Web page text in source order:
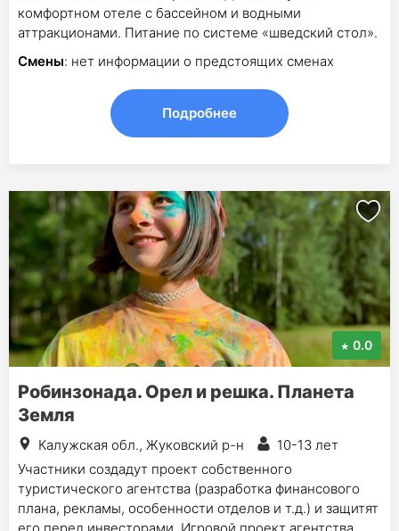
комфортном отеле с бассейном и водными
аттракционами. Питание по системе «шведский стол».
Смены: нет информации о предстоящих сменах
Подробнее
0.0
Робинзонада. Орел и решка. Планета
Земля
Калужская обл., Жуковский р-н
10-13 лет
Участники создадут проект собственного
туристического агентства (разработка финансового
плана, рекламы, особенности отделов и т.д.) и защитят